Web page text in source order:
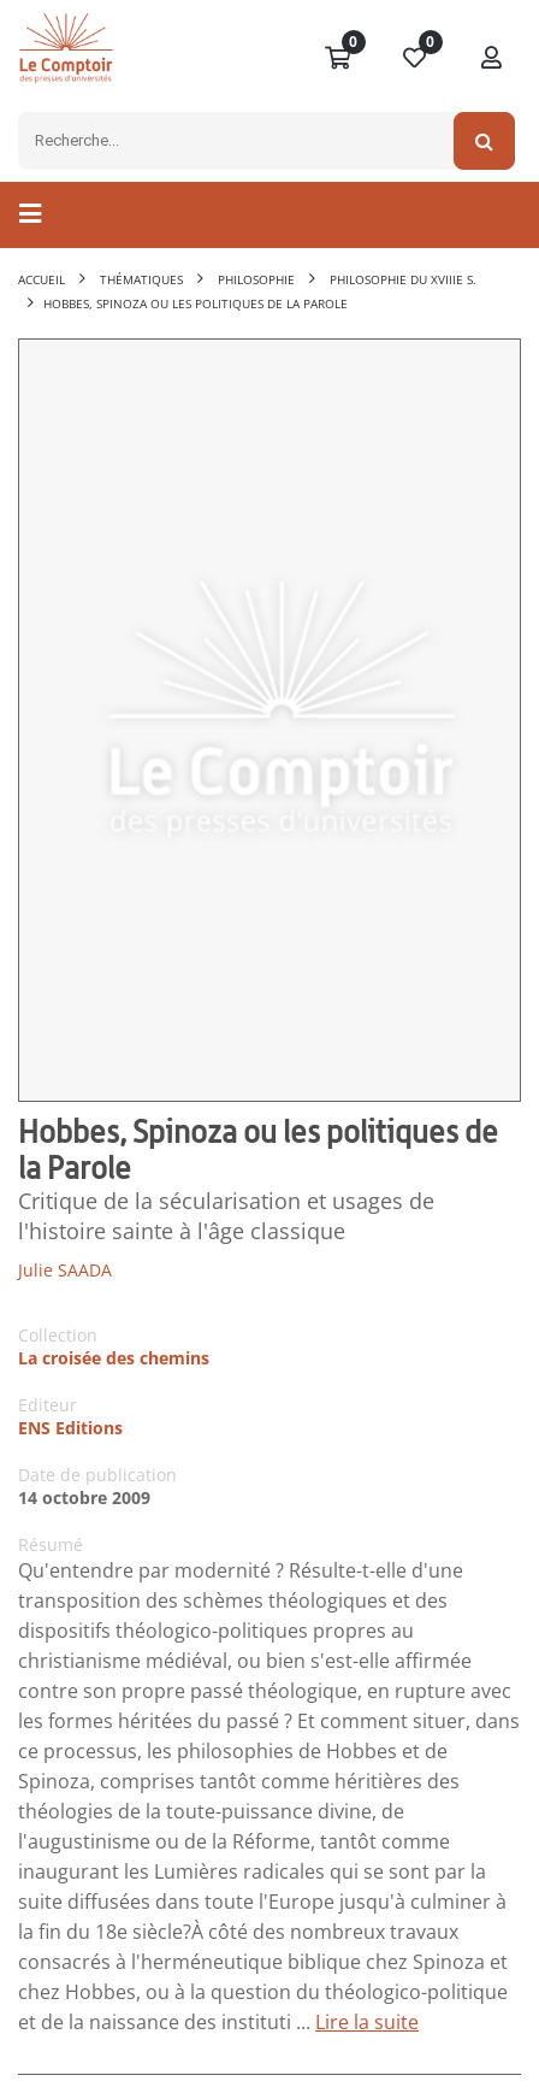
0 0
ACCUEIL THÉMATIQUES PHILOSOPHIE
PHILOSOPHIE DU XVIIIE S.
HOBBES, SPINOZA OU LES POLITIQUES DE LA PAROLE
Hobbes, Spinoza ou les politiques de
la Parole
Critique de la sécularisation et usages de
l'histoire sainte à l'âge classique
Julie SAADA
Collection
La croisée des chemins
Editeur
ENS Editions
Date de publication
14 octobre 2009
Résumé
Qu'entendre par modernité ? Résulte-t-elle d'une
transposition des schèmes théologiques et des
dispositifs théologico-politiques propres au
christianisme médiéval, ou bien s'est-elle affirmée
contre son propre passé théologique, en rupture avec
les formes héritées du passé ? Et comment situer, dans
ce processus, les philosophies de Hobbes et de
Spinoza, comprises tantôt comme héritières des
théologies de la toute-puissance divine, de
l'augustinisme ou de la Réforme, tantôt comme
inaugurant les Lumières radicales qui se sont par la
suite diffusées dans toute l'Europe jusqu'à culminer à
la fin du 18e siècle?À côté des nombreux travaux
consacrés à l'herméneutique biblique chez Spinoza et
chez Hobbes, ou à la question du théologico-politique
et de la naissance des instituti ... Lire la suite